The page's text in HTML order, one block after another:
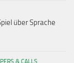
über Sprache
& CALLS